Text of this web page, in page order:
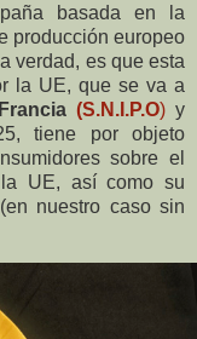
basada en la
producción europeo
verdad, es que esta
la UE, que se va a
Francia (S.N.I.P.O)y
tiene por objeto
sobre el
UE, así como su
nuestro caso sin